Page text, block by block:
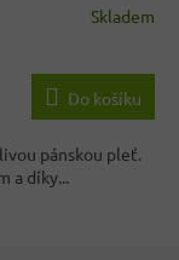
Skladem
Do košíku
pánskou pleť.
a díky...